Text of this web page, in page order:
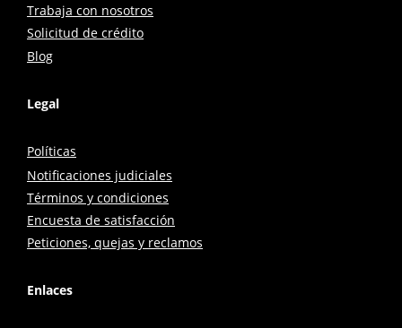
Trabaja con nosotros
Solicitud de crédito
Blog
Legal
Políticas
Notificaciones judiciales
Términos y condiciones
Encuesta de satisfacción
Peticiones, quejas y reclamos
Enlaces